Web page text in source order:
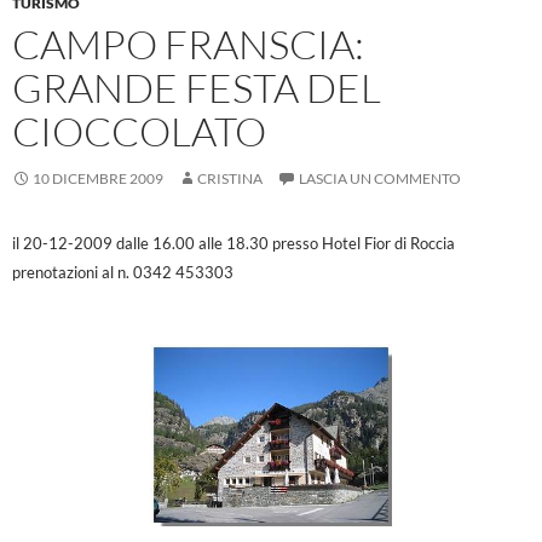
CAMPO FRANSCIA:
GRANDE FESTA DEL
CIOCCOLATO
10 DICEMBRE 2009 CRISTINA LASCIA UN COMMENTO
il 20-12-2009 dalle 16.00 alle 18.30 presso Hotel Fior di Roccia
prenotazioni al n. 0342 453303